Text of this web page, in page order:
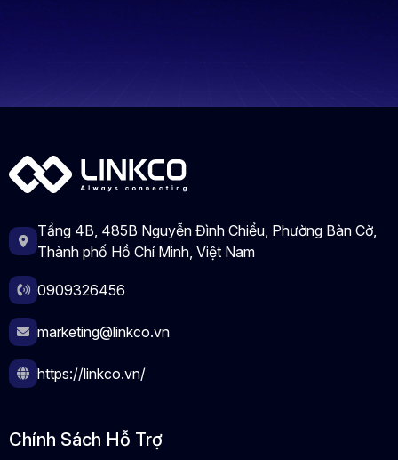
Tầng 4B, 485B Nguyễn Đình Chiểu, Phường Bàn Cờ,
Thành phố Hồ Chí Minh, Việt Nam
0909326456
marketing@linkco.vn
https://linkco.vn/
Chính Sách Hỗ Trợ